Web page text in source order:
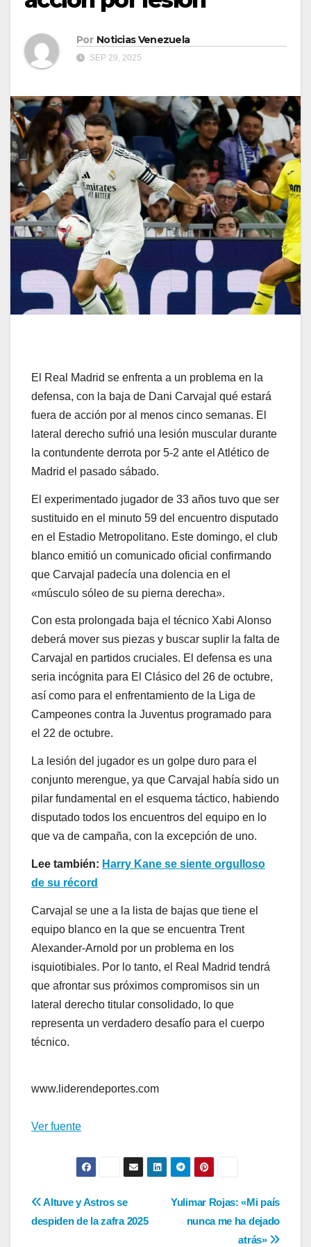
Por Noticias Venezuela
SEP 29, 2025
El Real Madrid se enfrenta a un problema en la
defensa, con la baja de Dani Carvajal qué estará
fuera de acción por al menos cinco semanas. El
lateral derecho sufrió una lesión muscular durante
la contundente derrota por 5-2 ante el Atlético de
Madrid el pasado sábado.
El experimentado jugador de 33 años tuvo que ser
sustituido en el minuto 59 del encuentro disputado
en el Estadio Metropolitano. Este domingo, el club
blanco emitió un comunicado oficial confirmando
que Carvajal padecía una dolencia en el
«músculo sóleo de su pierna derecha».
Con esta prolongada baja el técnico Xabi Alonso
deberá mover sus piezas y buscar suplir la falta de
Carvajal en partidos cruciales. El defensa es una
seria incógnita para El Clásico del 26 de octubre,
así como para el enfrentamiento de la Liga de
Campeones contra la Juventus programado para
el 22 de octubre.
La lesión del jugador es un golpe duro para el
conjunto merengue, ya que Carvajal había sido un
pilar fundamental en el esquema táctico, habiendo
disputado todos los encuentros del equipo en lo
que va de campaña, con la excepción de uno.
Lee también: Harry Kane se siente orgulloso
de su récord
Carvajal se une a la lista de bajas que tiene el
equipo blanco en la que se encuentra Trent
Alexander-Arnold por un problema en los
isquiotibiales. Por lo tanto, el Real Madrid tendrá
que afrontar sus próximos compromisos sin un
lateral derecho titular consolidado, lo que
representa un verdadero desafío para el cuerpo
técnico.
www.liderendeportes.com
Ver fuente
Navegación
de
Yulimar Rojas: «Mi país
nunca me ha dejado
atrás»
Altuve y Astros se
despiden de la zafra 2025